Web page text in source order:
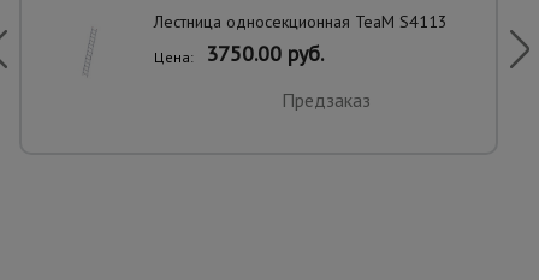
Лестница односекционная TeaM S4113
Цена: 3750.00 руб.
Предзаказ